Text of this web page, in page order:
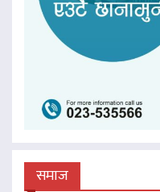
समाज